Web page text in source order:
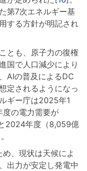
第7次エネルギー基
する方針が明記され
とも、原子力の復権
国で人口減少により
AIの普及によるDC
定されるようになっ
ギー庁は2025年1
の電力需要が
2024年度（8,059億
、現状は天候によ
出力が安定し発電中